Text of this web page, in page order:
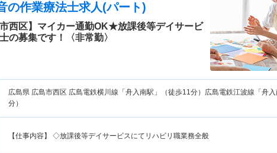
の作業療法士求人(パート)
市西区】マイカー通勤OK★放課後等デイサービ
の募集です！〈非常勤〉
広島県 広島市西区 広島電鉄横川線「舟入南駅」（徒歩11分）広島電鉄江波線「舟
分）
【仕事内容】 ◇放課後等デイサービスにてリハビリ職業務全般